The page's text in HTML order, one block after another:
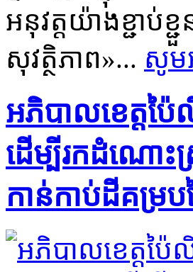
អនុវត្តយ៉ាងខ្ជា
សុវត្ថិភាព»... សូម
អភិបាលខេត្តប៉
ដើម្បីរកដំណោះ
កាន់កាប់ដីគម្រ